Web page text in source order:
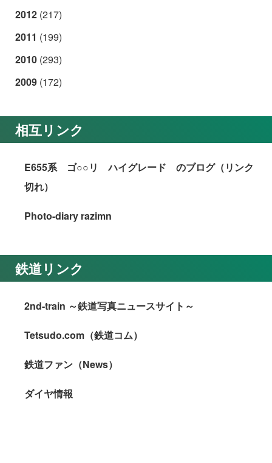
2012 (217)
2011 (199)
2010 (293)
2009 (172)
相互リンク
E655系 ゴ○○リ ハイグレード のブログ（リンク
切れ）
Photo-diary razimn
鉄道リンク
2nd-train ～鉄道写真ニュースサイト～
Tetsudo.com（鉄道コム）
鉄道ファン（News）
ダイヤ情報